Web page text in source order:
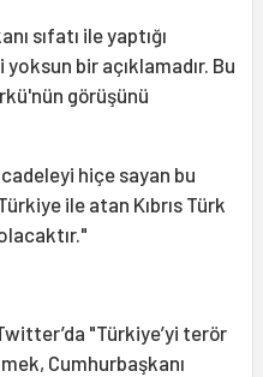
sıfatı ile yaptığı
bir açıklamadır. Bu
görüşünü
hiçe sayan bu
ile atan Kıbrıs Türk
"Türkiye’yi terör
Cumhurbaşkanı